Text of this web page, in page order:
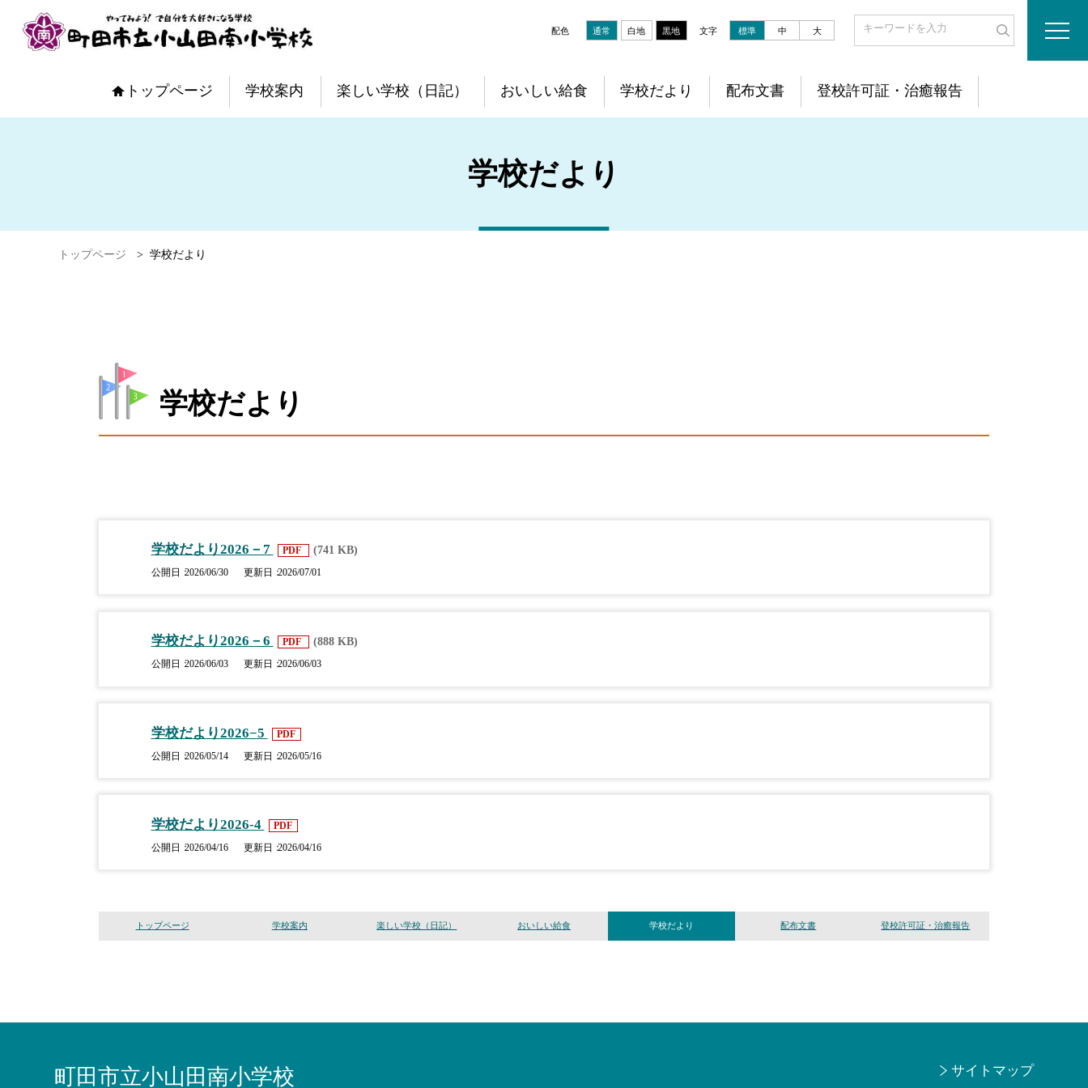
配色 通常 白地 黒地 文字 標準 中 大
トップページ 学校案内 楽しい学校（日記） おいしい給食 学校だより 配布文書 登校許可証・治癒報告
学校だより
トップページ > 学校だより
学校だより
学校だより2026－7 PDF (741 KB)
公開日 2026/06/30 更新日 2026/07/01
学校だより2026－6 PDF (888 KB)
公開日 2026/06/03 更新日 2026/06/03
学校だより2026−5
PDF
公開日 2026/05/14 更新日 2026/05/16
学校だより2026-4
PDF
公開日 2026/04/16 更新日 2026/04/16
トップページ 学校案内 楽しい学校（日記） おいしい給食 学校だより 配布文書 登校許可証・治癒報告
町田市立小山田南小学校 サイトマップ